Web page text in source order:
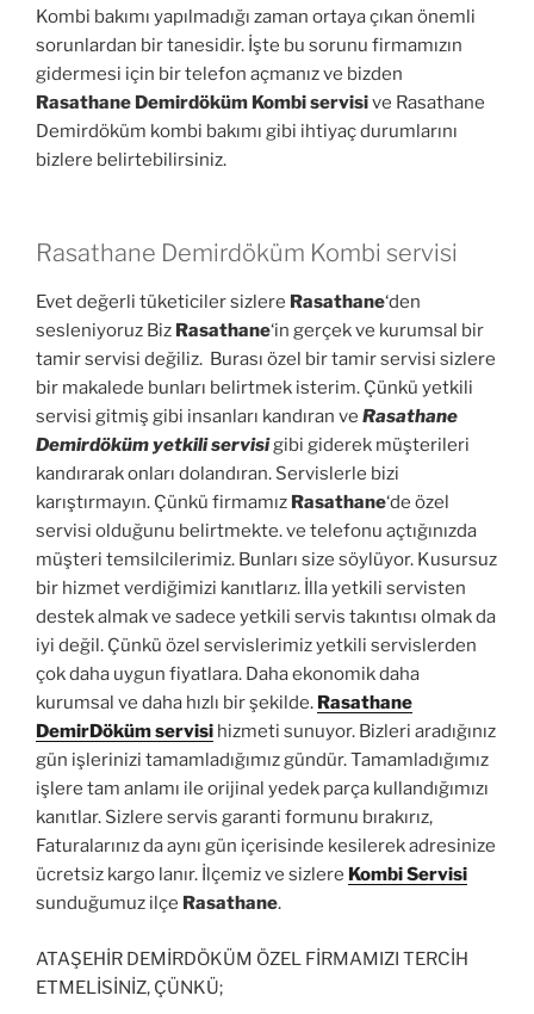
Kombi bakımı yapılmadığı zaman ortaya çıkan önemli
sorunlardan bir tanesidir. İşte bu sorunu firmamızın
gidermesi için bir telefon açmanız ve bizden
Rasathane Demirdöküm Kombi servisive Rasathane
Demirdöküm kombi bakımı gibi ihtiyaç durumlarını
bizlere belirtebilirsiniz.
Rasathane Demirdöküm Kombi servisi
Evet değerli tüketiciler sizlere Rasathane‘den
sesleniyoruz Biz Rasathane‘in gerçek ve kurumsal bir
tamir servisi değiliz. Burası özel bir tamir servisi sizlere
bir makalede bunları belirtmek isterim. Çünkü yetkili
servisi gitmiş gibi insanları kandıran ve Rasathane
Demirdöküm yetkili servisigibi giderek müşterileri
kandırarak onları dolandıran. Servislerle bizi
karıştırmayın. Çünkü firmamız Rasathane‘de özel
servisi olduğunu belirtmekte. ve telefonu açtığınızda
müşteri temsilcilerimiz. Bunları size söylüyor. Kusursuz
bir hizmet verdiğimizi kanıtlarız. İlla yetkili servisten
destek almak ve sadece yetkili servis takıntısı olmak da
iyi değil. Çünkü özel servislerimiz yetkili servislerden
çok daha uygun fiyatlara. Daha ekonomik daha
kurumsal ve daha hızlı bir şekilde. Rasathane
DemirDöküm servisi hizmeti sunuyor. Bizleri aradığınız
gün işlerinizi tamamladığımız gündür. Tamamladığımız
işlere tam anlamı ile orijinal yedek parça kullandığımızı
kanıtlar. Sizlere servis garanti formunu bırakırız,
Faturalarınız da aynı gün içerisinde kesilerek adresinize
ücretsiz kargo lanır. İlçemiz ve sizlere Kombi Servisi
sunduğumuz ilçe Rasathane.
ATAŞEHİR DEMİRDÖKÜM ÖZEL FİRMAMIZI TERCİH
ETMELİSİNİZ, ÇÜNKÜ;